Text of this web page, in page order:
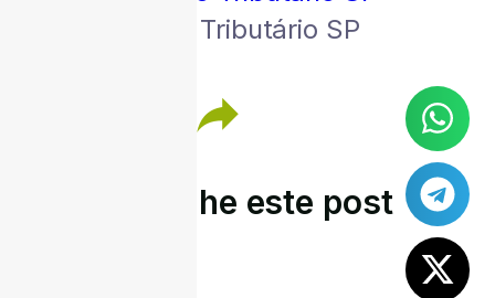
Advogado Tributário SP
Compartilhe este post